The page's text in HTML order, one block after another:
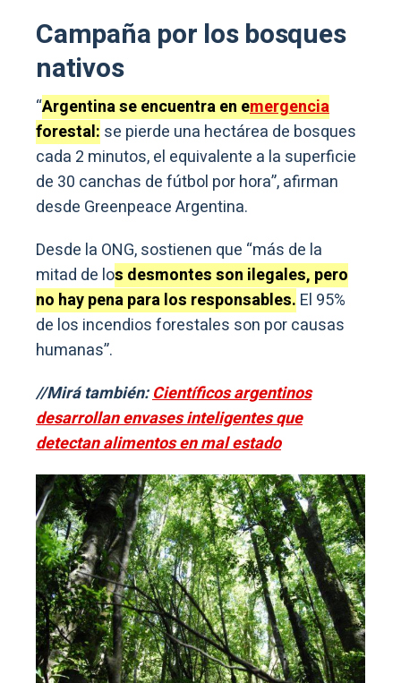
Campaña por los bosques
nativos
“Argentina se encuentra en emergencia
forestal: se pierde una hectárea de bosques
cada 2 minutos, el equivalente a la superficie
de 30 canchas de fútbol por hora”, afirman
desde Greenpeace Argentina.
Desde la ONG, sostienen que “más de la
mitad de los desmontes son ilegales, pero
no hay pena para los responsables. El 95%
de los incendios forestales son por causas
humanas”.
//Mirá también:Científicos argentinos
desarrollan envases inteligentes que
detectan alimentos en mal estado